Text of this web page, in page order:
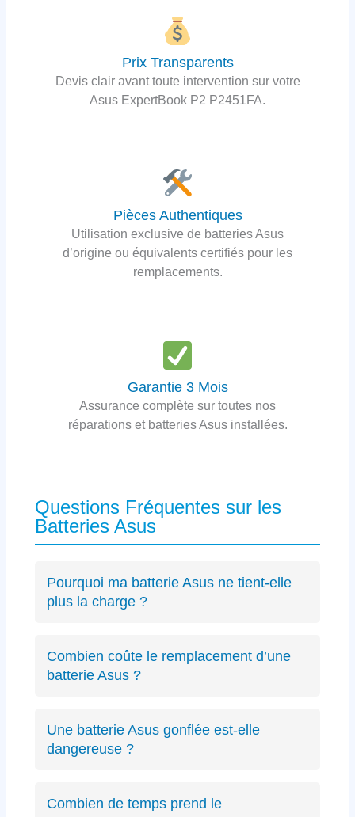
Prix Transparents
Devis clair avant toute intervention sur votre
Asus ExpertBook P2 P2451FA.
Pièces Authentiques
Utilisation exclusive de batteries Asus
d’origine ou équivalents certifiés pour les
remplacements.
Garantie 3 Mois
Assurance complète sur toutes nos
réparations et batteries Asus installées.
Questions Fréquentes sur les
Batteries Asus
Pourquoi ma batterie Asus ne tient-elle
plus la charge ?
spécifique Asus ou des cycles de charge
excessifs. Undiagnostic précis
Combien coûte le remplacement d’une
batterie Asus ?
à partir de 89€ selon le modèle, avec un devis
transparent avant intervention.
Une batterie Asus gonflée est-elle
dangereuse ?
risques de sécurité. Éteignez immédiatement
Combien de temps prend le